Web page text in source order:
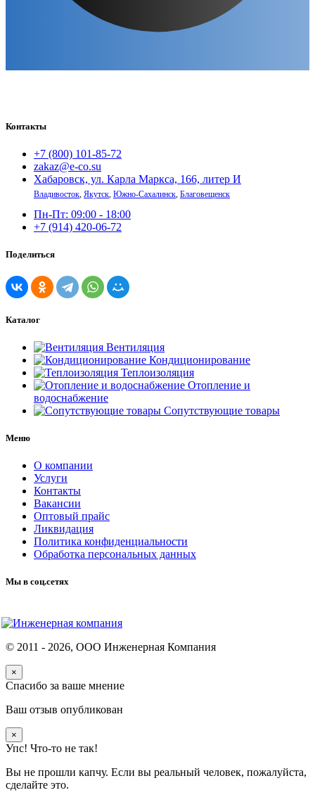
Контакты
+7 (800) 101-85-72
zakaz@e-co.su
Хабаровск, ул. Карла Маркса, 166, литер И
Владивосток, Якутск, Южно-Сахалинск, Благовещенск
Пн-Пт: 09:00 - 18:00
+7 (914) 420-06-72
Поделиться
Каталог
Вентиляция
Кондиционирование
Теплоизоляция
Отопление и
водоснабжение
Сопутствующие товары
Меню
О компании
Услуги
Контакты
Вакансии
Оптовый прайс
Ликвидация
Политика конфиденциальности
Обработка персональных данных
Мы в соц.сетях
© 2011 - 2026, ООО Инженерная Компания
×
Спасибо за ваше мнение
Ваш отзыв опубликован
×
Упс! Что-то не так!
Вы не прошли капчу. Если вы реальный человек, пожалуйста,
сделайте это.